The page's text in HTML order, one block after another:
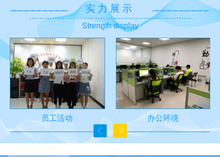
实力展示
Strength display
员工活动 办公环境